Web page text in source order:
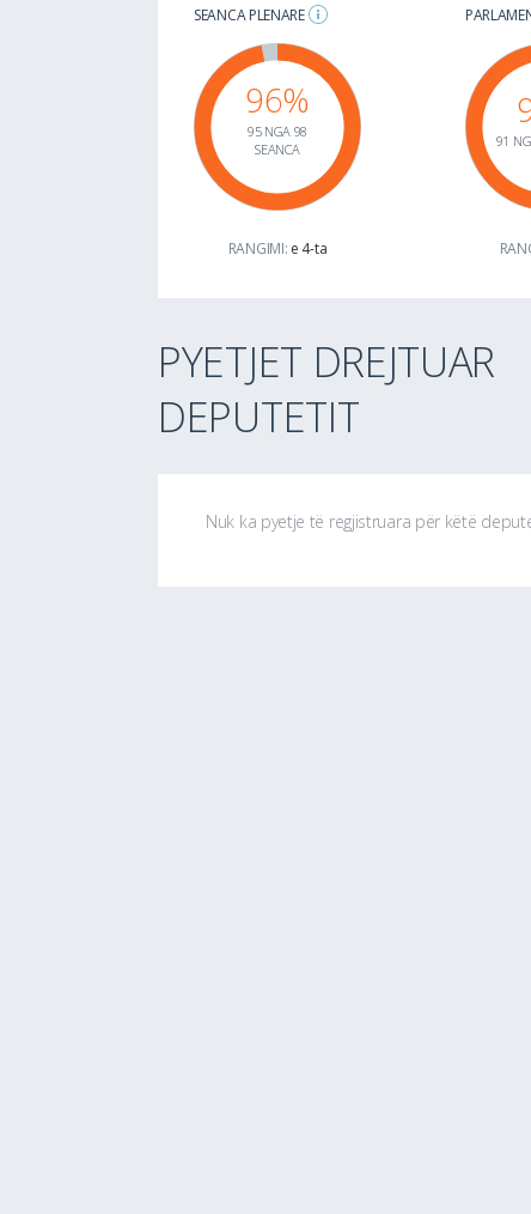
SEANCA PLENARE
96%
95 NGA 98
SEANCA
RANGIMI: e 4-ta
91
PYETJET DREJTUAR
DEPUTETIT
Nuk ka pyetje të regjistruara për këtë